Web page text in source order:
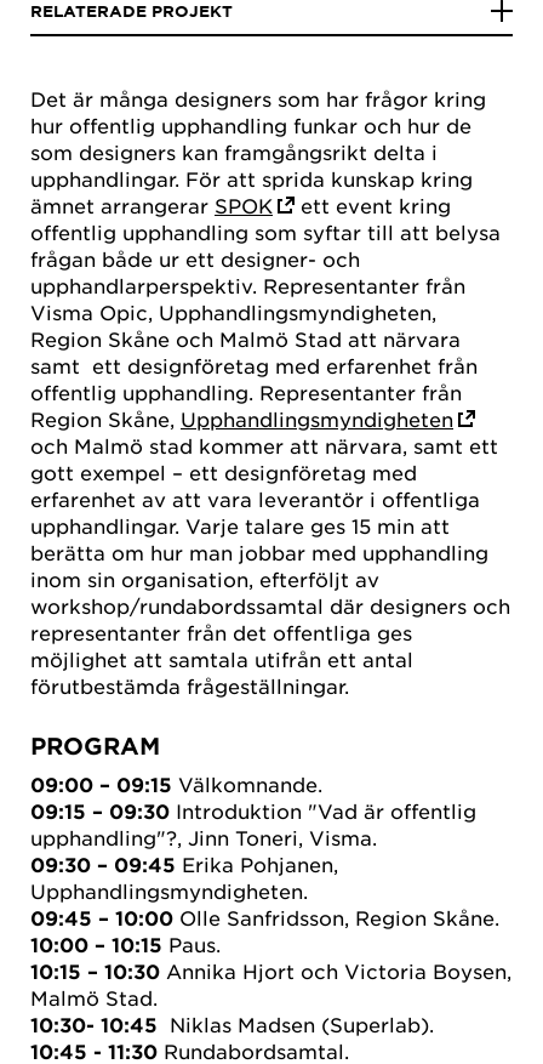
Det är många designers som har frågor kring
hur offentlig upphandling funkar och hur de
som designers kan framgångsrikt delta i
upphandlingar. För att sprida kunskap kring
ämnet arrangerar SPOK
ett event kring
offentlig upphandling som syftar till att belysa
frågan både ur ett designer- och
upphandlarperspektiv. Representanter från
Visma Opic, Upphandlingsmyndigheten,
Region Skåne och Malmö Stad att närvara
samt ett designföretag med erfarenhet från
offentlig upphandling. Representanter från
Region Skåne, Upphandlingsmyndigheten
och Malmö stad kommer att närvara, samt ett
gott exempel – ett designföretag med
erfarenhet av att vara leverantör i offentliga
upphandlingar. Varje talare ges 15 min att
berätta om hur man jobbar med upphandling
inom sin organisation, efterföljt av
workshop/rundabordssamtal där designers och
representanter från det offentliga ges
möjlighet att samtala utifrån ett antal
förutbestämda frågeställningar.
PROGRAM
09:00 – 09:15 Välkomnande.
09:15 – 09:30 Introduktion "Vad är offentlig
upphandling"?, Jinn Toneri, Visma.
09:30 – 09:45 Erika Pohjanen,
Upphandlingsmyndigheten.
09:45 – 10:00 Olle Sanfridsson, Region Skåne.
10:00 – 10:15 Paus.
10:15 – 10:30 Annika Hjort och Victoria Boysen,
Malmö Stad.
10:30- 10:45 Niklas Madsen (Superlab).
10:45 - 11:30 Rundabordsamtal.
RELATERADE PROJEKT